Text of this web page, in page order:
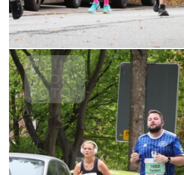
6,99 € MERKEN
21.09.2025 12:06:38